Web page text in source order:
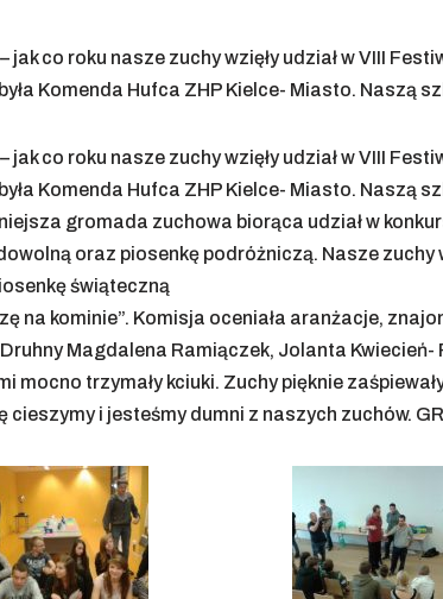
jak co roku nasze zuchy wzięły udział w VIII
Komenda Hufca ZHP Kielce- Miasto. Naszą
jak co roku nasze zuchy wzięły udział w VIII
Komenda Hufca ZHP Kielce- Miasto. Naszą
gromada zuchowa biorąca udział w
oraz piosenkę podróżniczą. Nasze zuchy
świąteczną
na kominie”. Komisja oceniała aranżacje,
Magdalena Ramiączek, Jolanta
mocno trzymały kciuki. Zuchy pięknie
cieszymy i jesteśmy dumni z naszych zuchów.